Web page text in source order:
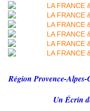
Région Provence-
Un Écrin